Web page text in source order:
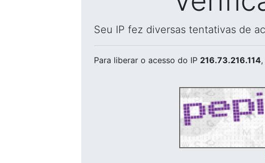
Seu IP fez diversas tentativas de
Para liberar o acesso do IP 216.73.216.114